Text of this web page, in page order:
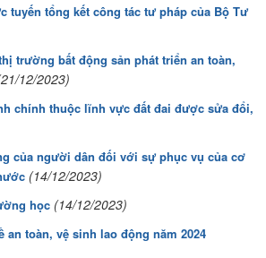
tuyến tổng kết công tác tư pháp của Bộ Tư
trường bất động sản phát triển an toàn,
12/2023)
chính thuộc lĩnh vực đất đai được sửa đổi,
của người dân đối với sự phục vụ của cơ
(14/12/2023)
học (14/12/2023)
an toàn, vệ sinh lao động năm 2024